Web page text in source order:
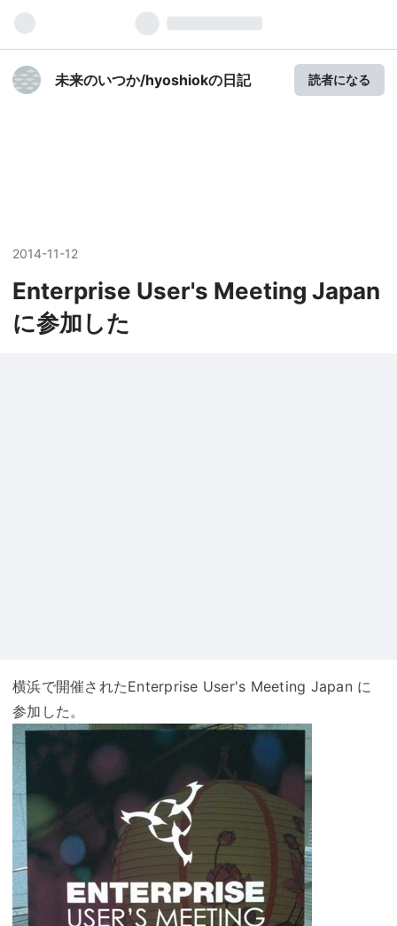
未来のいつか/hyoshiokの日記 読者になる
2014-11-12
Enterprise User's Meeting Japan
に参加した
横浜で開催されたEnterprise User's Meeting Japan に
参加した。